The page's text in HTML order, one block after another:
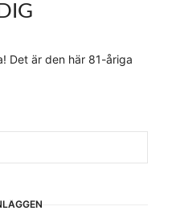
Det är den här 81-åriga